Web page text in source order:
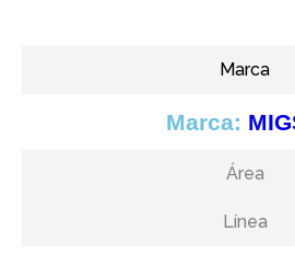
Marca
Marca:
Área
Línea